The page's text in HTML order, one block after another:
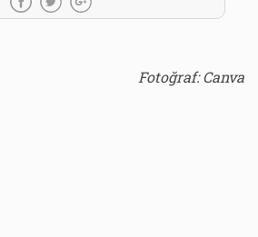
Fotoğraf: Canva